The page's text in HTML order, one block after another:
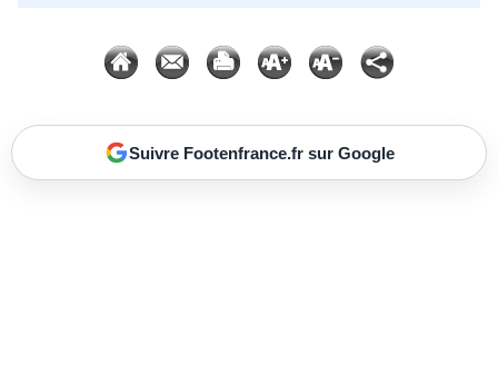
Suivre Footenfrance.fr sur Google